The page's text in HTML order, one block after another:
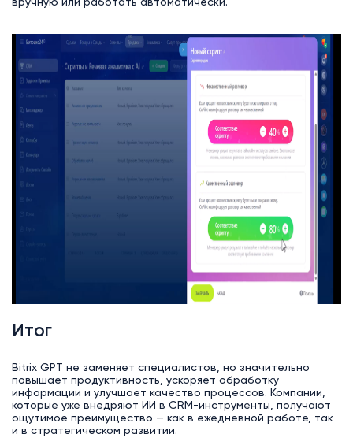
вручную или работать автоматически.
Итог
Bitrix GPT не заменяет специалистов, но значительно
повышает продуктивность, ускоряет обработку
информации и улучшает качество процессов. Компании,
которые уже внедряют ИИ в CRM-инструменты, получают
ощутимое преимущество — как в ежедневной работе, так
и в стратегическом развитии.